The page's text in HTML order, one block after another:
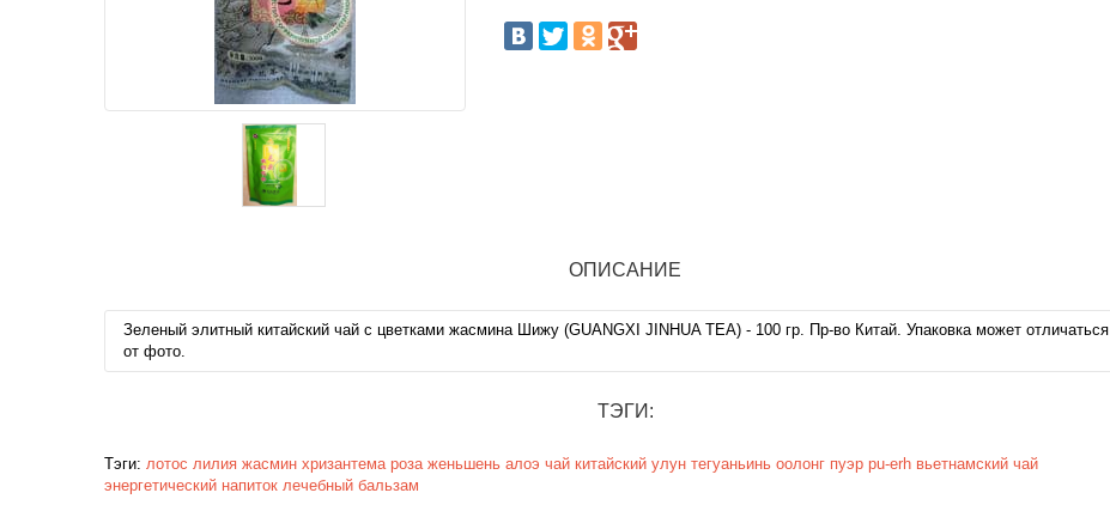
ОПИСАНИЕ
Зеленый элитный китайский чай с цветками жасмина Шижу (GUANGXI JINHUA TEA) - 100 гр. Пр-во Китай. Упаковка может отличаться
от фото.
ТЭГИ:
Тэги: лотос лилия жасмин хризантема роза женьшень алоэ чай китайский улун тегуаньинь оолонг пуэр pu-erh вьетнамский чай
энергетический напиток лечебный бальзам